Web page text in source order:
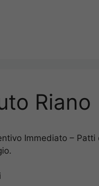
Riano
Immediato –